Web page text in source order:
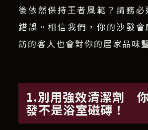
後依然保持王者風範？請務
錯誤。相信我們，你的沙發
訪的客人也會對你的居家品味
1.別用強效清潔劑
發不是浴室磁磚！